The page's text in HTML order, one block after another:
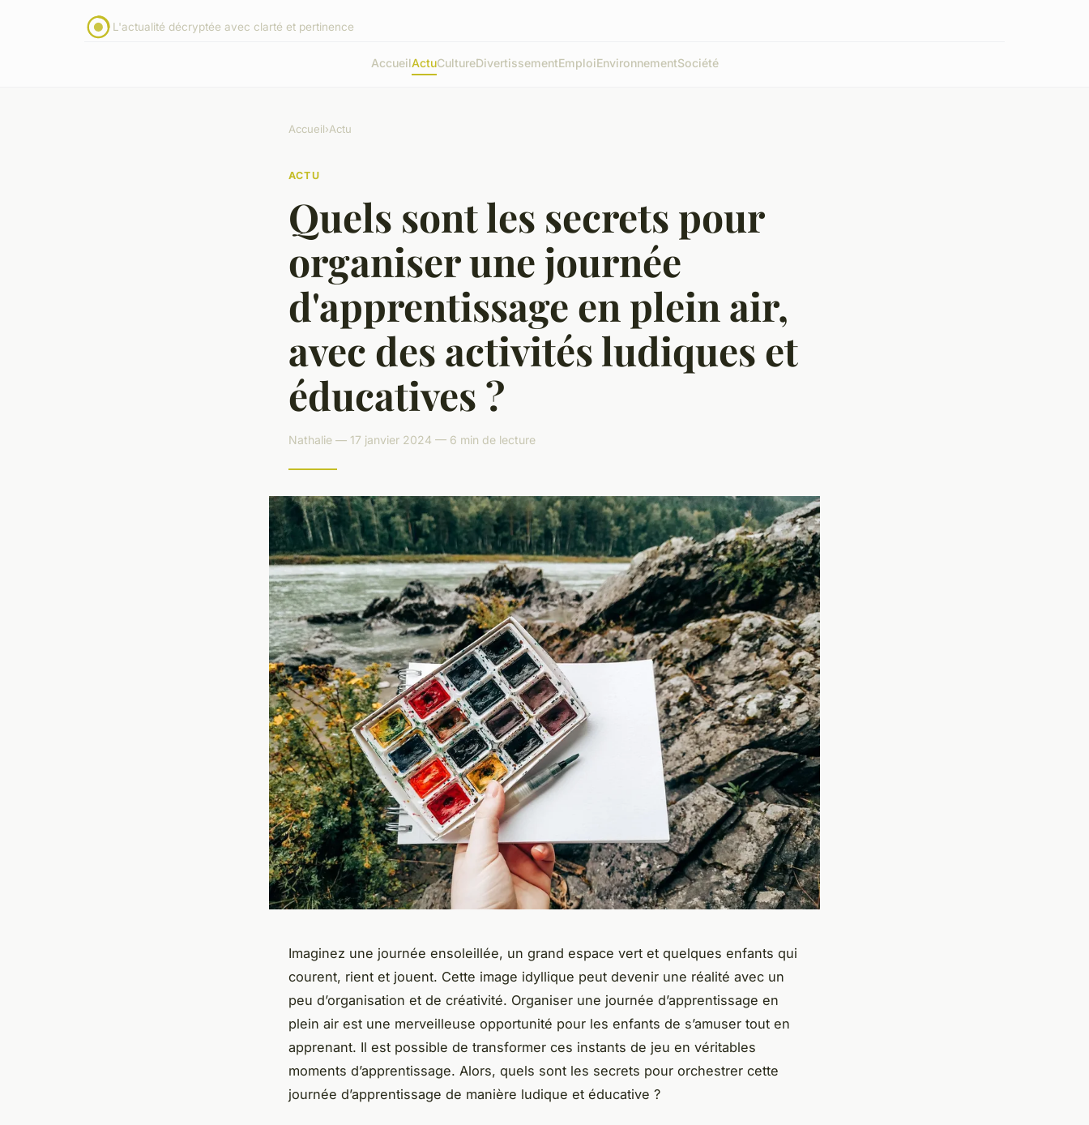
L'actualité décryptée avec clarté et pertinence
AccueilActuCultureDivertissementEmploiEnvironnementSociété
Accueil›Actu
ACTU
Quels sont les secrets pour
organiser une journée
d'apprentissage en plein air,
avec des activités ludiques et
éducatives ?
Nathalie — 17 janvier 2024 — 6 min de lecture
Imaginez une journée ensoleillée, un grand espace vert et quelques enfants qui
courent, rient et jouent. Cette image idyllique peut devenir une réalité avec un
peu d’organisation et de créativité. Organiser une journée d’apprentissage en
plein air est une merveilleuse opportunité pour les enfants de s’amuser tout en
apprenant. Il est possible de transformer ces instants de jeu en véritables
moments d’apprentissage. Alors, quels sont les secrets pour orchestrer cette
journée d’apprentissage de manière ludique et éducative ?